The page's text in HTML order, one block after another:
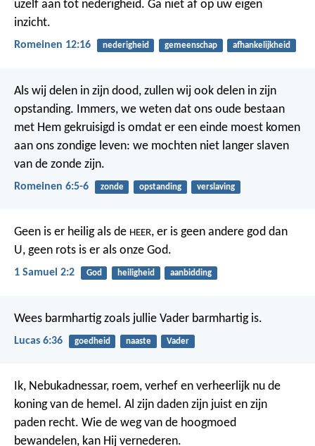
uzelf aan tot nederigheid. Ga niet af op uw eigen
inzicht.
Romeinen 12:16 nederigheid gemeenschap afhankelijkheid
Als wij delen in zijn dood, zullen wij ook delen in zijn
opstanding. Immers, we weten dat ons oude bestaan
met Hem gekruisigd is omdat er een einde moest komen
aan ons zondige leven: we mochten niet langer slaven
van de zonde zijn.
Romeinen 6:5-6 zonde opstanding verslaving
Geen is er heilig als de HEER, er is geen andere god dan
U, geen rots is er als onze God.
1 Samuel 2:2 God heiligheid aanbidding
Wees barmhartig zoals jullie Vader barmhartig is.
Lucas 6:36 goedheid naaste Vader
Ik, Nebukadnessar, roem, verhef en verheerlijk nu de
koning van de hemel. Al zijn daden zijn juist en zijn
paden recht. Wie de weg van de hoogmoed
bewandelen, kan Hij vernederen.